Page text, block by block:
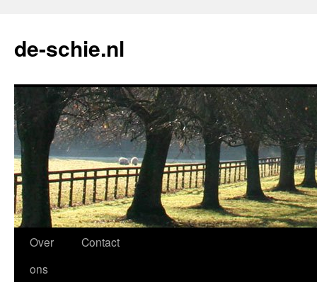
de-schie.nl
Spring
naar
Over
ons
Contact